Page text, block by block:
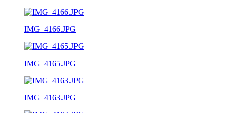
IMG_4166.JPG
IMG_4165.JPG
IMG_4163.JPG